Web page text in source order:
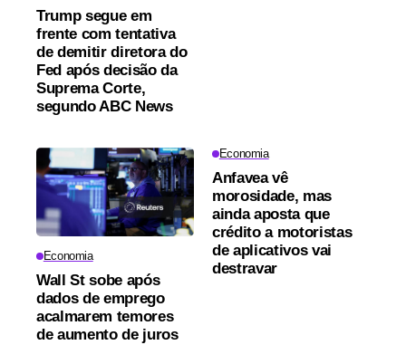
Trump segue em
frente com tentativa
de demitir diretora do
Fed após decisão da
Suprema Corte,
segundo ABC News
Economia
Wall St sobe após
dados de emprego
acalmarem temores
de aumento de juros
Economia
Anfavea vê
morosidade, mas
ainda aposta que
crédito a motoristas
de aplicativos vai
destravar